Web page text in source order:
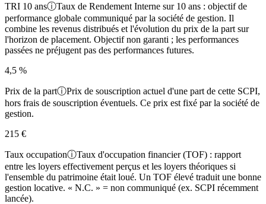
TRI 10 ansⓘTaux de Rendement Interne sur 10 ans : objectif de
performance globale communiqué par la société de gestion. Il
combine les revenus distribués et l'évolution du prix de la part sur
l'horizon de placement. Objectif non garanti ; les performances
passées ne préjugent pas des performances futures.
4,5 %
Prix de la partⓘPrix de souscription actuel d'une part de cette SCPI,
hors frais de souscription éventuels. Ce prix est fixé par la société de
gestion.
215 €
Taux occupationⓘTaux d'occupation financier (TOF) : rapport
entre les loyers effectivement perçus et les loyers théoriques si
l'ensemble du patrimoine était loué. Un TOF élevé traduit une bonne
gestion locative. « N.C. » = non communiqué (ex. SCPI récemment
lancée).